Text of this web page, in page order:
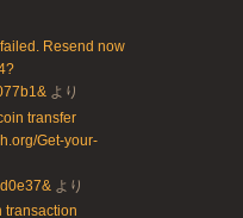
Resend now
より
transfer
Get-your-
より
transaction